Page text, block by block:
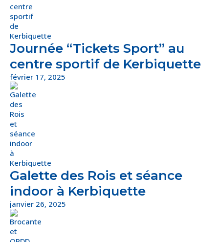
Journée “Tickets Sport” au
centre sportif de Kerbiquette
février 17, 2025
Galette des Rois et séance
indoor à Kerbiquette
janvier 26, 2025